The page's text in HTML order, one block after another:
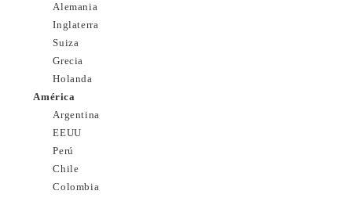
Alemania
Inglaterra
Suiza
Grecia
Holanda
América
Argentina
EEUU
Perú
Chile
Colombia